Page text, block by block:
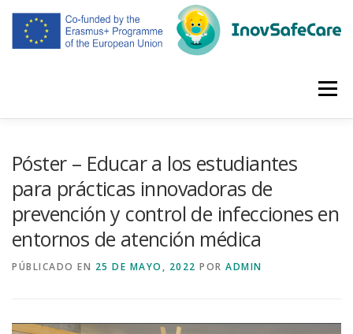
contenido
Menú
RESULTADOS INTELECTUALES DISEMINACIÓN
ESPAÑOL
Póster – Educar a los estudiantes
para prácticas innovadoras de
prevención y control de infecciones en
entornos de atención médica
PÚBLICADO EN 25 DE MAYO, 2022 POR ADMIN